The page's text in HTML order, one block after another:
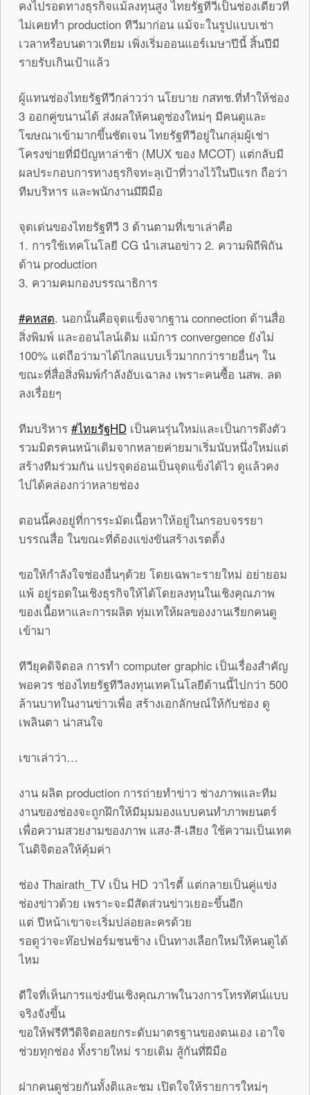
คงไปรอดทางธุรกิจแม้ลงทุนสูง ไทยรัฐทีวีเป็นช่องเดียวที่
ไม่เคยทำ production ทีวีมาก่อน แม้จะในรูปแบบเช่า
เวลาหรือบนดาวเทียม เพิ่งเริ่มออนแอร์เมษาปีนี้ สิ้นปีมี
รายรับเกินเป้าแล้ว
ผู้แทนช่องไทยรัฐทีวีกล่าวว่า นโยบาย กสทช.ที่ทำให้ช่อง
3 ออกคู่ขนานได้ ส่งผลให้คนดูช่องใหม่ๆ มีคนดูและ
โฆษณาเข้ามากขึ้นชัดเจน ไทยรัฐทีวีอยู่ในกลุ่มผู้เช่า
โครงข่ายที่มีปัญหาล่าช้า (MUX ของ MCOT) แต่กลับมี
ผลประกอบการทางธุรกิจทะลุเป้าที่วางไว้ในปีแรก ถือว่า
ทีมบริหาร และพนักงานมีฝีมือ
จุดเด่นของไทยรัฐทีวี 3 ด้านตามที่เขาเล่าคือ
1. การใช้เทคโนโลยี CG นำเสนอข่าว 2. ความพิถีพิถัน
ด้าน production
3. ความคมกองบรรณาธิการ
‪#‎คหสต. นอกนั้นคือจุดแข็งจากฐาน connection ด้านสื่อ
สิ่งพิมพ์ และออนไลน์เดิม แม้การ convergence ยังไม่
100% แต่ถือว่ามาได้ไกลแบบเร็วมากกว่ารายอื่นๆ ใน
ขณะที่สื่อสิ่งพิมพ์กำลังอับเฉาลง เพราะคนซื้อ นสพ. ลด
ลงเรื่อยๆ
ทีมบริหาร ‪#‎ไทยรัฐHD เป็นคนรุ่นใหม่และเป็นการดึงตัว
รวมมิตรคนหน้าเดิมจากหลายค่ายมาเริ่มนับหนึ่งใหม่แต่
สร้างทีมร่วมกัน แปรจุดอ่อนเป็นจุดแข็งได้ไว ดูแล้วคง
ไปได้คล่องกว่าหลายช่อง
ตอนนี้คงอยู่ที่การระมัดเนื้อหาให้อยู่ในกรอบจรรยา
บรรณสื่อ ในขณะที่ต้องแข่งขันสร้างเรตติ้ง
ขอให้กำลังใจช่องอื่นๆด้วย โดยเฉพาะรายใหม่ อย่ายอม
แพ้ อยู่รอดในเชิงธุรกิจให้ได้โดยลงทุนในเชิงคุณภาพ
ของเนื้อหาและการผลิต ทุ่มเทให้ผลของงานเรียกคนดู
เข้ามา
ทีวียุคดิจิตอล การทำ computer graphic เป็นเรื่องสำคัญ
พอควร ช่องไทยรัฐทีวีลงทุนเทคโนโลยีด้านนี้ไปกว่า 500
ล้านบาทในงานข่าวเพื่อ สร้างเอกลักษณ์ให้กับช่อง ดู
เพลินตา น่าสนใจ
เขาเล่าว่า…
งาน ผลิต production การถ่ายทำข่าว ช่างภาพและทีม
งานของช่องจะถูกฝึกให้มีมุมมองแบบคนทำภาพยนตร์
เพื่อความสวยงามของภาพ แสง-สี-เสียง ใช้ความเป็นเทค
โนดิจิตอลให้คุ้มค่า
ช่อง Thairath_TV เป็น HD วาไรตี้ แต่กลายเป็นคู่แข่ง
ช่องข่าวด้วย เพราะจะมีสัดส่วนข่าวเยอะขึ้นอีก
แต่ ปีหน้าเขาจะเริ่มปล่อยละครด้วย
รอดูว่าจะท๊อปฟอร์มชนช้าง เป็นทางเลือกใหม่ให้คนดูได้
ไหม
ดีใจที่เห็นการแข่งขันเชิงคุณภาพในวงการโทรทัศน์แบบ
จริงจังขึ้น
ขอให้ฟรีทีวีดิจิตอลยกระดับมาตรฐานของตนเอง เอาใจ
ช่วยทุกช่อง ทั้งรายใหม่ รายเดิม สู้กันที่ฝีมือ
ฝากคนดูช่วยกันทั้งติและชม เปิดใจให้รายการใหม่ๆ